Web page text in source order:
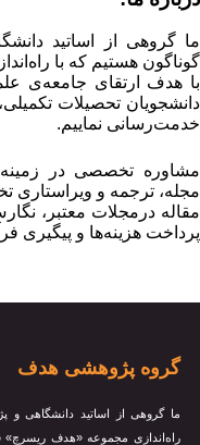
گروهی از اساتید
هستیم که با
هدف ارتقای جامعه‌ی
تحصیلات
نماییم.
تخصصی در زمینه‌ی
ترجمه و ویراستاری
درمجلات معتبر،
هزینه‌ها و پیگیری
گروه پژوهشی هدف
ما گروهی از اساتید دانشگاهی و
راه‌اندازی مجموعه «هدف ریسرچ»